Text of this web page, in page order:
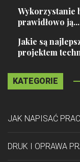
Wykorzystanie
prawidłowo ją...
Jakie są
projektem
KATEGORIE
JAK NAPISAĆ
DRUK I OPRAWA